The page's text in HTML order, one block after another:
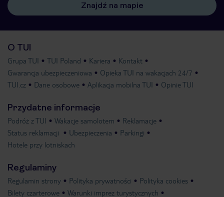
Znajdź na mapie
O TUI
Grupa TUI TUI Poland Kariera
Kontakt
Gwarancja ubezpieczeniowa
Opieka TUI na wakacjach 24/7
TUI.cz
Dane osobowe Aplikacja mobilna TUI Opinie TUI
Przydatne informacje
Podróż z TUI Wakacje samolotem
Reklamacje
Status reklamacji
Ubezpieczenia
Parkingi
Hotele przy lotniskach
Regulaminy
Regulamin strony Polityka prywatności
Polityka cookies
Bilety czarterowe
Warunki imprez turystycznych